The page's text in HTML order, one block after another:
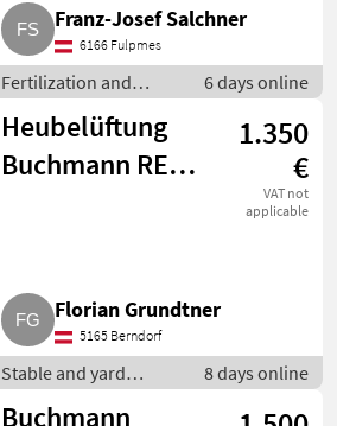
Franz-Josef Salchner
6166 Fulpmes
Fertilization and
irrigation equipment /
Other fertilization and
irrigation equipment
6 days online
Heubelüftung
Buchmann RE
1.350
€
VAT not
applicable
Florian Grundtner
5165 Berndorf
Stable and yard
equipment / Hay
ventilations
8 days online
Buchmann